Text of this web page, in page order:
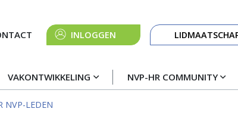
VAKONTWIKKELING NVP-HR COMMUNITY
INLOGGEN
Knop
navigatie
NVP-LEDEN